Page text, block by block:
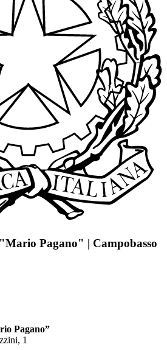
Pagano" | Campobasso
Pagano”
1